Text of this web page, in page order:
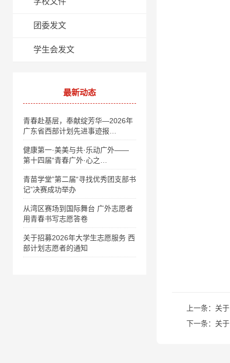
团委发文
学生会发文
最新动态
青春赴基层，奉献绽芳华—2026年
广东省西部计划先进事迹报…
健康第一·美美与共·乐动广外——
第十四届“青春广外·心之…
青苗学堂”第二届“寻找优秀团支部书
记”决赛成功举办
从湾区赛场到国际舞台 广外志愿者
用青春书写志愿答卷
关于招募2026年大学生志愿服务 西
部计划志愿者的通知
上一条： 关
下一条： 关